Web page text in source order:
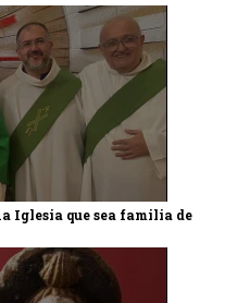
Iglesia que sea familia de